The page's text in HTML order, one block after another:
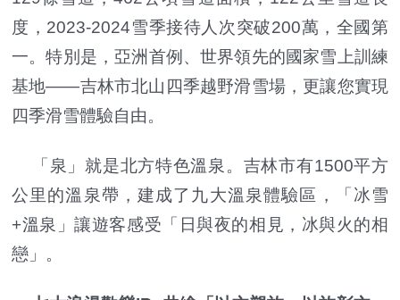
度，2023-2024雪季接待人次突破200萬，全國第
一。特別是，亞洲首例、世界領先的國家雪上訓練
基地——吉林市北山四季越野滑雪場，更讓您實現
四季滑雪體驗自由。
「泉」就是北方特色溫泉。吉林市有1500平方
公里的溫泉帶，建成了九大溫泉體驗區，「冰雪
+溫泉」讓遊客感受「日與夜的相見，冰與火的相
戀」。